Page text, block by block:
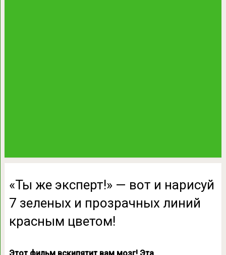
«Ты же эксперт!» — вот и нарисуй
7 зеленых и прозрачных линий
красным цветом!